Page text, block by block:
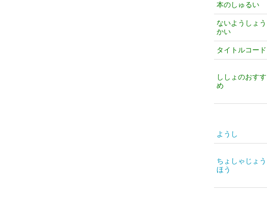
本のしゅるい
ないようしょう
かい
タイトルコード
ししょのおすす
め
ようし
ちょしゃじょう
ほう